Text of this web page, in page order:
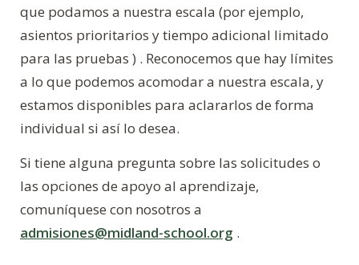
que podamos a nuestra escala (por ejemplo,
asientos prioritarios y tiempo adicional limitado
para las pruebas ) . Reconocemos que hay límites
a lo que podemos acomodar a nuestra escala, y
estamos disponibles para aclararlos de forma
individual si así lo desea.
Si tiene alguna pregunta sobre las solicitudes o
las opciones de apoyo al aprendizaje,
comuníquese con nosotros a
admisiones@midland-school.org .